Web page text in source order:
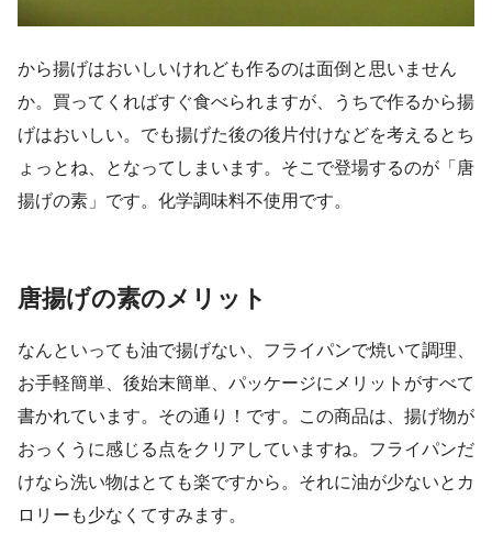
から揚げはおいしいけれども作るのは面倒と思いません
か。買ってくればすぐ食べられますが、うちで作るから揚
げはおいしい。でも揚げた後の後片付けなどを考えるとち
ょっとね、となってしまいます。そこで登場するのが「唐
揚げの素」です。化学調味料不使用です。
唐揚げの素のメリット
なんといっても油で揚げない、フライパンで焼いて調理、
お手軽簡単、後始末簡単、パッケージにメリットがすべて
書かれています。その通り！です。この商品は、揚げ物が
おっくうに感じる点をクリアしていますね。フライパンだ
けなら洗い物はとても楽ですから。それに油が少ないとカ
ロリーも少なくてすみます。